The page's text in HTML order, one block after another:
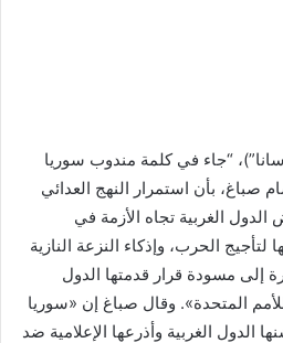
“جاء في كلمة مندوب سوريا
صباغ، بأن استمرار النهج العدائي
الغربية تجاه الأزمة في
الحرب، وإذكاء النزعة النازية
إلى مسودة قرار قدمتها الدول
المتحدة». وقال صباغ إن «سوريا
الدول الغربية وأذرعها الإعلامية ضد